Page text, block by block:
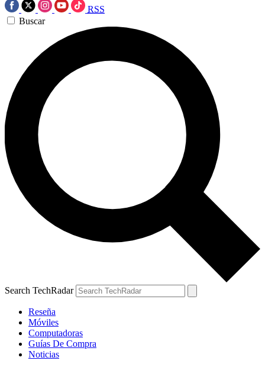
RSS
Buscar
Search TechRadar
Reseña
Móviles
Computadoras
Guías De Compra
Noticias